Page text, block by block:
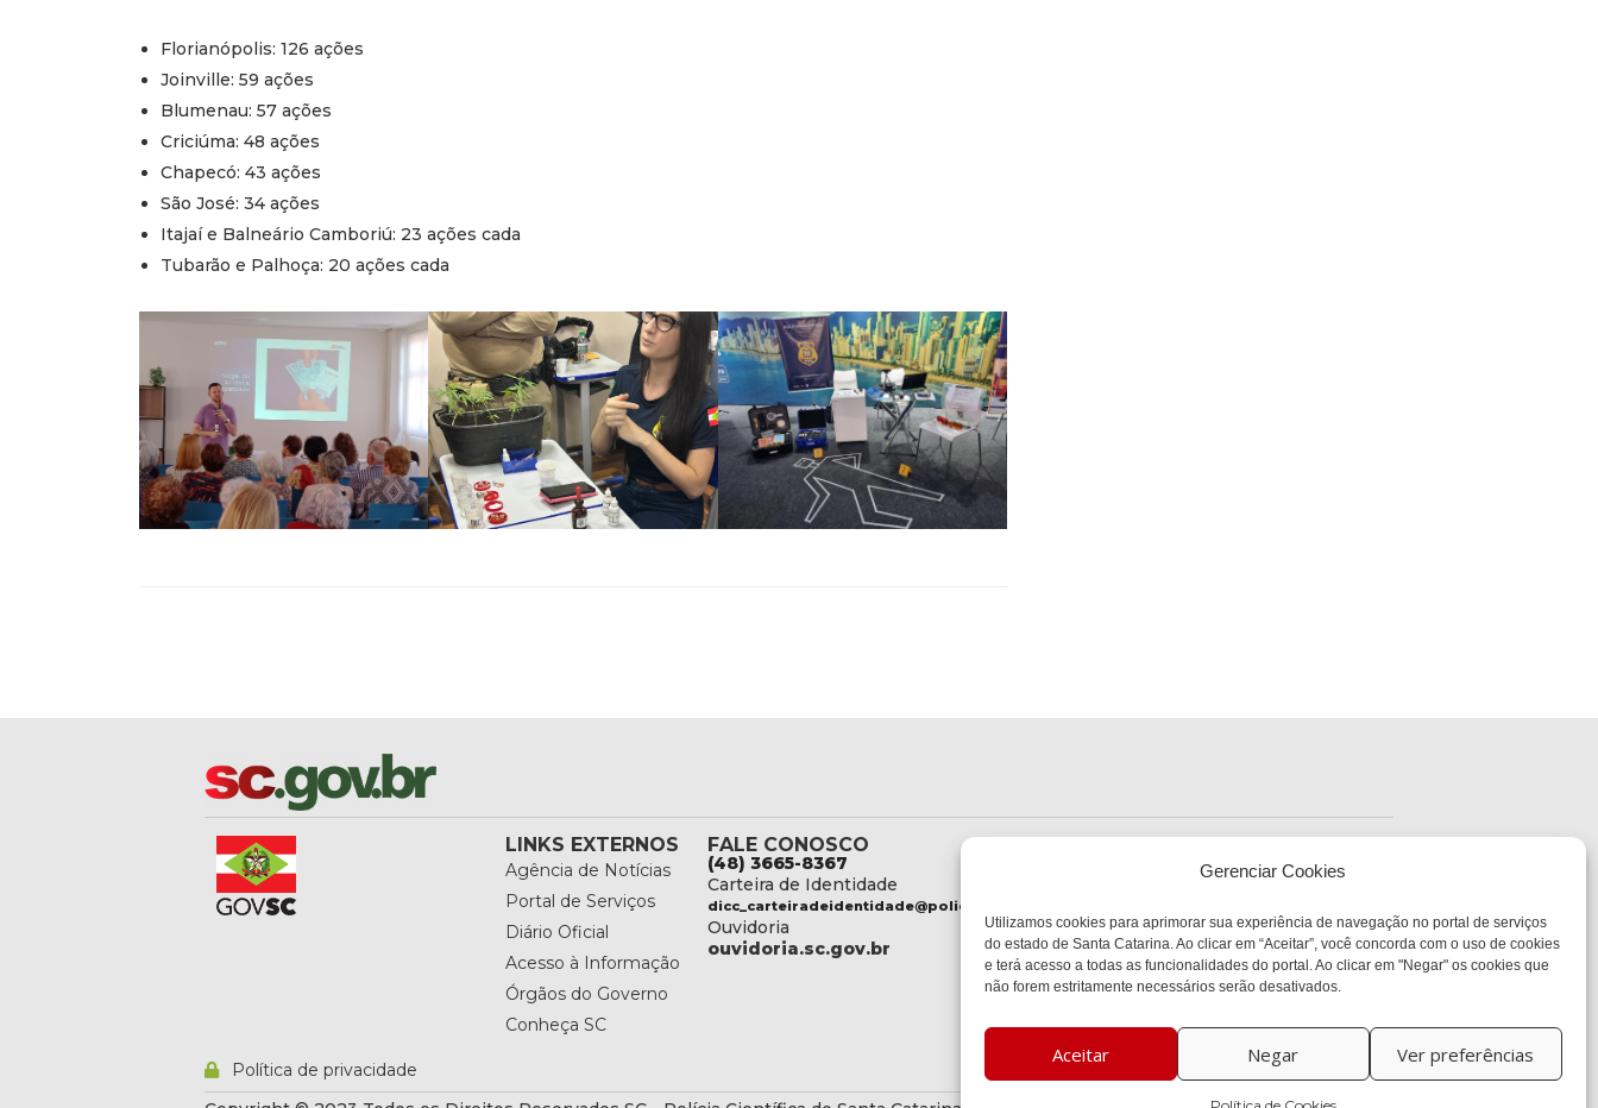
Gerenciar Cookies
Utilizamos cookies para aprimorar sua experiência de navegação no portal de serviços
do estado de Santa Catarina. Ao clicar em “Aceitar”, você concorda com o uso de cookies
e terá acesso a todas as funcionalidades do portal. Ao clicar em "Negar" os cookies que
não forem estritamente necessários serão desativados.
Aceitar Negar Ver preferências
Florianópolis: 126 ações
Joinville: 59 ações
Blumenau: 57 ações
Criciúma: 48 ações
Chapecó: 43 ações
São José: 34 ações
Itajaí e Balneário Camboriú: 23 ações cada
Tubarão e Palhoça: 20 ações cada
LINKS EXTERNOS
Agência de Notícias
Portal de Serviços
Diário Oficial
Acesso à Informação
Órgãos do Governo
Conheça SC
FALE CONOSCO
(48) 3665-8367
Carteira de Identidade
dicc_carteiradeidentidade@policiacientifica.sc.gov.br
Ouvidoria
ouvidoria.sc.gov.br
ENDEREÇO
Sede Administrativa Central
Bairro:
Capoeiras, Florianópolis,
SC
CEP:
Política de privacidade